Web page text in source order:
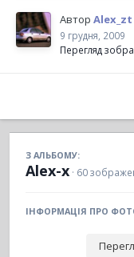
Автор Alex_zt
9 грудня, 2009
Перегляд
З АЛЬБОМУ:
Alex-x · 60
ІНФОРМАЦІЯ ПРО ФОТО